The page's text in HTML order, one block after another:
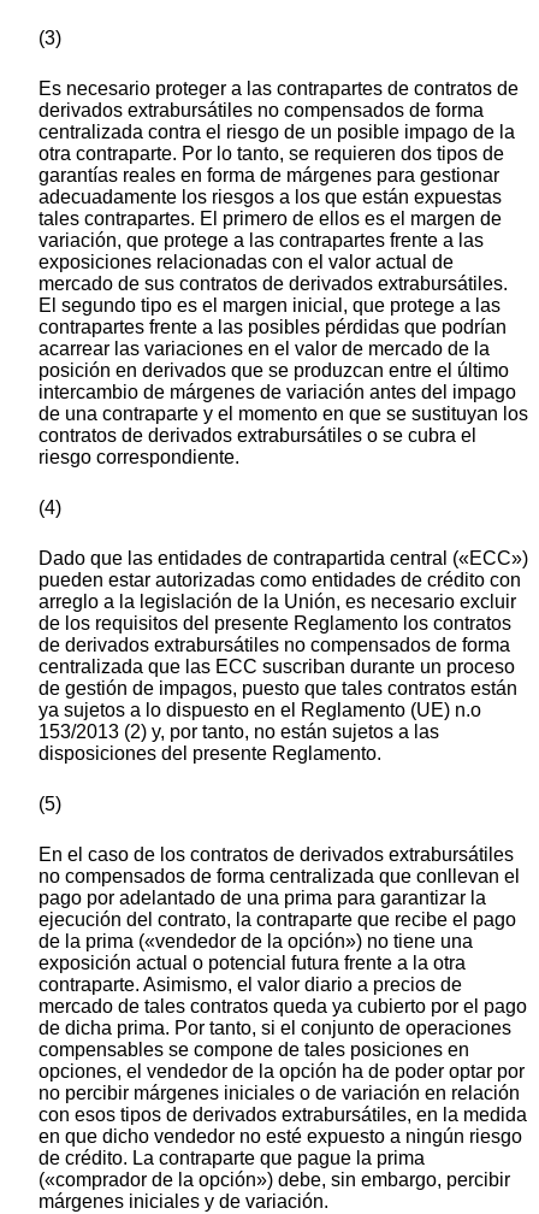
(3)
Es necesario proteger a las contrapartes de contratos de
derivados extrabursátiles no compensados de forma
centralizada contra el riesgo de un posible impago de la
otra contraparte. Por lo tanto, se requieren dos tipos de
garantías reales en forma de márgenes para gestionar
adecuadamente los riesgos a los que están expuestas
tales contrapartes. El primero de ellos es el margen de
variación, que protege a las contrapartes frente a las
exposiciones relacionadas con el valor actual de
mercado de sus contratos de derivados extrabursátiles.
El segundo tipo es el margen inicial, que protege a las
contrapartes frente a las posibles pérdidas que podrían
acarrear las variaciones en el valor de mercado de la
posición en derivados que se produzcan entre el último
intercambio de márgenes de variación antes del impago
de una contraparte y el momento en que se sustituyan los
contratos de derivados extrabursátiles o se cubra el
riesgo correspondiente.
(4)
Dado que las entidades de contrapartida central («ECC»)
pueden estar autorizadas como entidades de crédito con
arreglo a la legislación de la Unión, es necesario excluir
de los requisitos del presente Reglamento los contratos
de derivados extrabursátiles no compensados de forma
centralizada que las ECC suscriban durante un proceso
de gestión de impagos, puesto que tales contratos están
ya sujetos a lo dispuesto en el Reglamento (UE) n.o
153/2013 (2) y, por tanto, no están sujetos a las
disposiciones del presente Reglamento.
(5)
En el caso de los contratos de derivados extrabursátiles
no compensados de forma centralizada que conllevan el
pago por adelantado de una prima para garantizar la
ejecución del contrato, la contraparte que recibe el pago
de la prima («vendedor de la opción») no tiene una
exposición actual o potencial futura frente a la otra
contraparte. Asimismo, el valor diario a precios de
mercado de tales contratos queda ya cubierto por el pago
de dicha prima. Por tanto, si el conjunto de operaciones
compensables se compone de tales posiciones en
opciones, el vendedor de la opción ha de poder optar por
no percibir márgenes iniciales o de variación en relación
con esos tipos de derivados extrabursátiles, en la medida
en que dicho vendedor no esté expuesto a ningún riesgo
de crédito. La contraparte que pague la prima
(«comprador de la opción») debe, sin embargo, percibir
márgenes iniciales y de variación.